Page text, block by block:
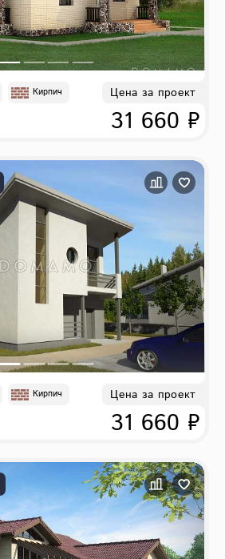
Кирпич Цена за проект
31 660 ₽
Кирпич Цена за проект
31 660 ₽